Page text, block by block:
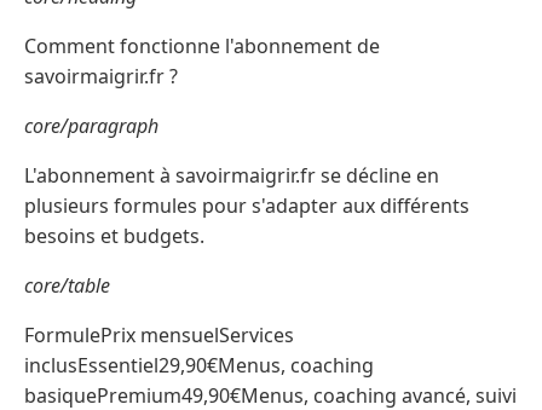
Comment fonctionne l'abonnement de
savoirmaigrir.fr ?
core/paragraph
L'abonnement à savoirmaigrir.fr se décline en
plusieurs formules pour s'adapter aux différents
besoins et budgets.
core/table
FormulePrix mensuelServices
inclusEssentiel29,90€Menus, coaching
basiquePremium49,90€Menus, coaching avancé, suivi